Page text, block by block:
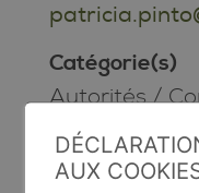
Catégorie(s)
Autorités /
AUX